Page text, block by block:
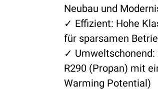
Neubau und
✓ Effizient: Hohe
für sparsamen
✓
R290 (Propan) mit
Warming Potential)